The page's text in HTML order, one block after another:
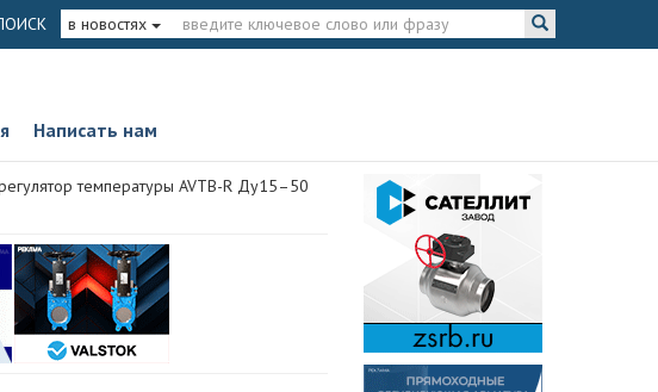
в новостях
Написать нам
температуры AVTB-R Ду15–50